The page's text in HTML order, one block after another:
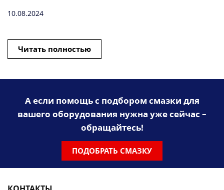
10.08.2024
Читать полностью
А если помощь с подбором смазки для
вашего оборудования нужна уже сейчас –
обращайтесь!
ПОДОБРАТЬ СМАЗКУ